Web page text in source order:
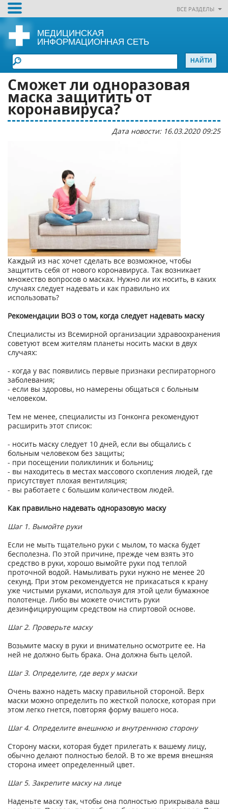
ВСЕ РАЗДЕЛЫ
МЕДИЦИНСКАЯ
ИНФОРМАЦИОННАЯ СЕТЬ
Сможет ли одноразовая
маска защитить от
коронавируса?
Дата новости: 16.03.2020 09:25
Каждый из нас хочет сделать все возможное, чтобы
защитить себя от нового коронавируса. Так возникает
множество вопросов о масках. Нужно ли их носить, в каких
случаях следует надевать и как правильно их
использовать?
Рекомендации ВОЗ о том, когда следует надевать маску
Специалисты из Всемирной организации здравоохранения
советуют всем жителям планеты носить маски в двух
случаях:
- когда у вас появились первые признаки респираторного
заболевания;
- если вы здоровы, но намерены общаться с больным
человеком.
Тем не менее, специалисты из Гонконга рекомендуют
расширить этот список:
- носить маску следует 10 дней, если вы общались с
больным человеком без защиты;
- при посещении поликлиник и больниц;
- вы находитесь в местах массового скопления людей, где
присутствует плохая вентиляция;
- вы работаете с большим количеством людей.
Как правильно надевать одноразовую маску
Шаг 1. Вымойте руки
Если не мыть тщательно руки с мылом, то маска будет
бесполезна. По этой причине, прежде чем взять это
средство в руки, хорошо вымойте руки под теплой
проточной водой. Намыливать руки нужно не менее 20
секунд. При этом рекомендуется не прикасаться к крану
уже чистыми руками, используя для этой цели бумажное
полотенце. Либо вы можете очистить руки
дезинфицирующим средством на спиртовой основе.
Шаг 2. Проверьте маску
Возьмите маску в руки и внимательно осмотрите ее. На
ней не должно быть брака. Она должна быть целой.
Шаг 3. Определите, где верх у маски
Очень важно надеть маску правильной стороной. Верх
маски можно определить по жесткой полоске, которая при
этом легко гнется, повторяя форму вашего носа.
Шаг 4. Определите внешнюю и внутреннюю сторону
Сторону маски, которая будет прилегать к вашему лицу,
обычно делают полностью белой. В то же время внешняя
сторона имеет определенный цвет.
Шаг 5. Закрепите маску на лице
Наденьте маску так, чтобы она полностью прикрывала ваш